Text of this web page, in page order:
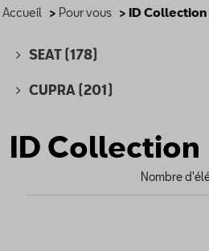
Accueil > Pour vous > ID Collection
SEAT (178)
CUPRA (201)
ID Collection
Nombre